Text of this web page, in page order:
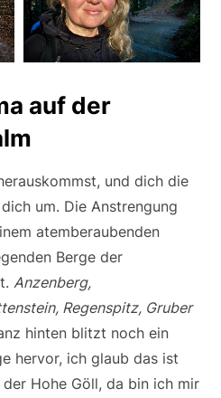
auf der
und dich die
um. Die Anstrengung
atemberaubenden
Berge der
Anzenberg,
Regenspitz, Gruber
hinten blitzt noch ein
hervor, ich glaub das ist
Hohe Göll, da bin ich mir